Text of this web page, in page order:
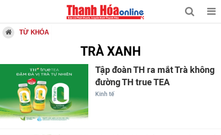
TỪ KHÓA
TRÀ XANH
Tập đoàn TH ra mắt Trà không
đường TH true TEA
Kinh tế